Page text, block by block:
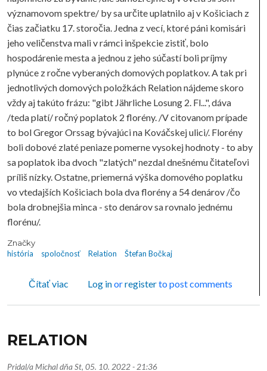
významovom spektre/ by sa určite uplatnilo aj v Košiciach z
čias začiatku 17. storočia. Jedna z vecí, ktoré páni komisári
jeho veličenstva mali v rámci inšpekcie zistiť, bolo
hospodárenie mesta a jednou z jeho súčastí boli príjmy
plynúce z ročne vyberaných domových poplatkov. A tak pri
jednotlivých domových položkách Relation nájdeme skoro
vždy aj takúto frázu: "gibt Jährliche Losung 2. Fl...", dáva
/teda platí/ ročný poplatok 2 florény. /V citovanom prípade
to bol Gregor Orssag bývajúci na Kováčskej ulici/. Florény
boli dobové zlaté peniaze pomerne vysokej hodnoty - to aby
sa poplatok iba dvoch "zlatých" nezdal dnešnému čitateľovi
príliš nízky. Ostatne, priemerná výška domového poplatku
vo vtedajších Košiciach bola dva florény a 54 denárov /čo
bola drobnejšia minca - sto denárov sa rovnalo jednému
florénu/.
Značky
história
spoločnosť Relation Štefan Bočkaj
Čítať viaco RELATION
Log inorregisterto post comments
RELATION
Pridal/a MichaldňaSt, 05. 10. 2022 - 21:36